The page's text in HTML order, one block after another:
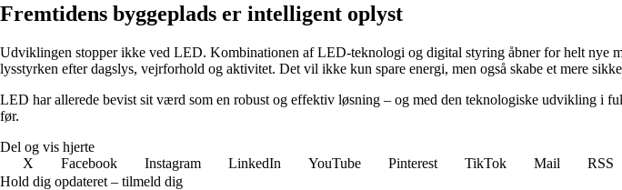
Fremtidens byggeplads er intelligent oplyst
Udviklingen stopper ikke ved LED. Kombinationen af LED-teknologi og digital styring åbner for helt nye
lysstyrken efter dagslys, vejrforhold og aktivitet. Det vil ikke kun spare energi, men også skabe et mere
LED har allerede bevist sit værd som en robust og effektiv løsning – og med den teknologiske udvikling i
før.
Del og vis hjerte
X
Facebook Instagram LinkedIn YouTube Pinterest TikTok Mail
RSS
Hold dig opdateret – tilmeld dig